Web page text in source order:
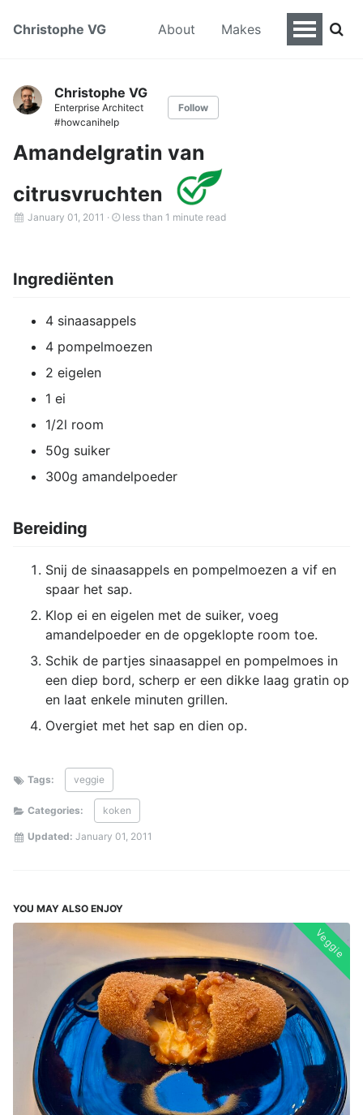
Christophe VG About Makes
Christophe VG
Enterprise Architect
#howcanihelp
Follow
Amandelgratin van
citrusvruchten
January 01, 2011 · less than 1 minute read
Ingrediënten
4 sinaasappels
4 pompelmoezen
2 eigelen
1 ei
1/2l room
50g suiker
300g amandelpoeder
Bereiding
Snij de sinaasappels en pompelmoezen a vif en
spaar het sap.
Klop ei en eigelen met de suiker, voeg
amandelpoeder en de opgeklopte room toe.
Schik de partjes sinaasappel en pompelmoes in
een diep bord, scherp er een dikke laag gratin op
en laat enkele minuten grillen.
Overgiet met het sap en dien op.
Tags: veggie
Categories: koken
Updated: January 01, 2011
YOU MAY ALSO ENJOY
Veggie